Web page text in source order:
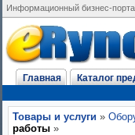
Информационный бизнес-
Главная Каталог
Товары и услуги »
работы »